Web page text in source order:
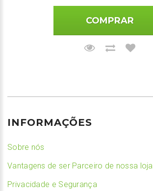
COMPRAR
INFORMAÇÕES
Sobre nós
Vantagens de ser Parceiro de nossa loja
Privacidade e Segurança